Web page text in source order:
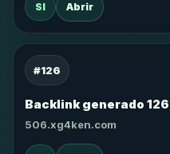
SI Abrir
#126
Backlink generado 126
506.xg4ken.com